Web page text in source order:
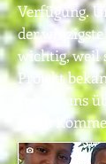
Verfügung.
der
wichtig, weil
Projekt
freuen uns
jeden